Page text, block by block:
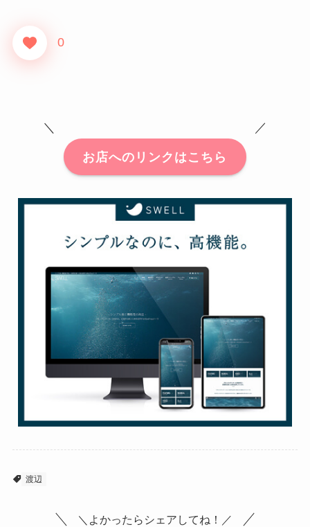
0
＼ ／
お店へのリンクはこちら
渡辺
＼よかったらシェアしてね！／